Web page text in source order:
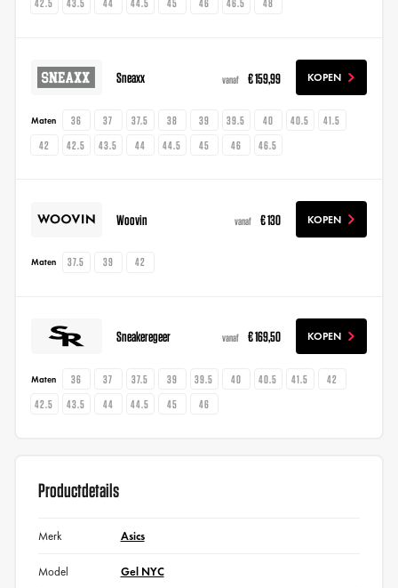
42.5
43.5 44 44.5 45 46 46.5 48
Sneaxx vanaf € 159,99 KOPEN
Maten 36 37 37.5 38 39 39.5 40 40.5
41.5
42
42.5 43.5 44 44.5 45 46 46.5
Woovin vanaf € 130 KOPEN
Maten 37.5 39 42
Sneakeregeer vanaf € 169,50 KOPEN
Maten 36 37 37.5 39 39.5 40 40.5 41.5
42
42.5
43.5 44 44.5 45 46
Productdetails
Merk Asics
Model Gel NYC